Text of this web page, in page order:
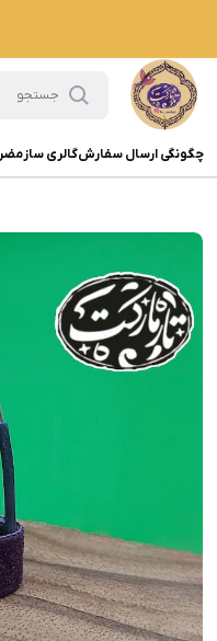
چگونگی ارسال سفارشگالری ساز